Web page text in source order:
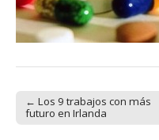
Post navigation
← Los 9 trabajos con más
futuro en Irlanda